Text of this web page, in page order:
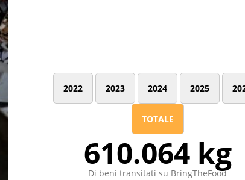
2022 2023 2024 2025
TOTALE
610.064 kg
Di beni transitati su BringTheFood